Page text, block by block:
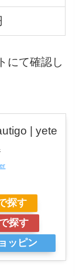
にて確認し
| yete
探す
探す
ッピン